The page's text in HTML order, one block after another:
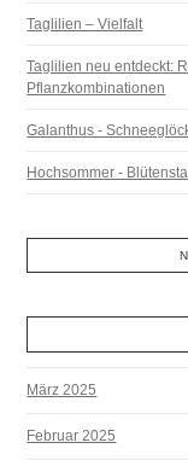
Taglilien – Vielfalt
Taglilien neu entdeckt:
Pflanzkombinationen
Galanthus -
Hochsommer -
März 2025
Februar 2025